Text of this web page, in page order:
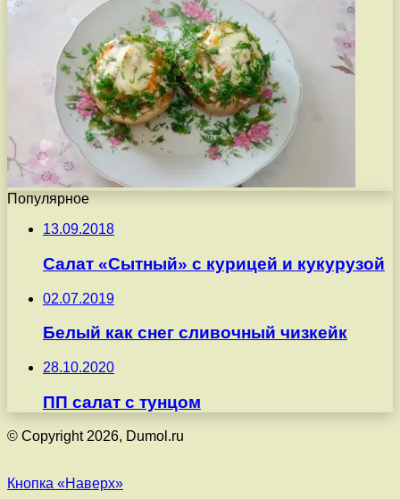
Популярное
13.09.2018
Салат «Сытный» с курицей и кукурузой
02.07.2019
Белый как снег сливочный чизкейк
28.10.2020
ПП салат с тунцом
© Copyright 2026, Dumol.ru
Кнопка «Наверх»